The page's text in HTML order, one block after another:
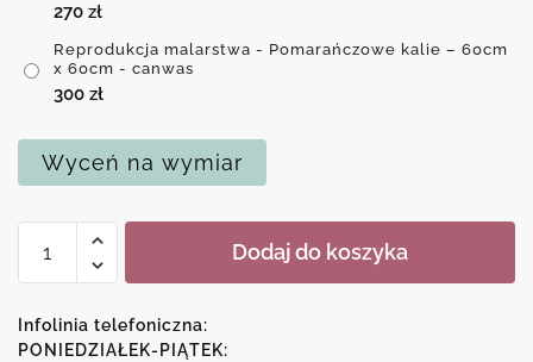
270 zł
Reprodukcja malarstwa - Pomarańczowe kalie – 60cm
x 60cm - canwas
300 zł
Wyceń na wymiar
Reprodukcja
-
Pomarańczowe
Dodaj do koszyka
Infolinia telefoniczna:
PONIEDZIAŁEK-PIĄTEK: